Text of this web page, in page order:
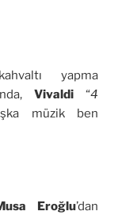
yapma
Vivaldi“4
müzik ben
Eroğlu’dan